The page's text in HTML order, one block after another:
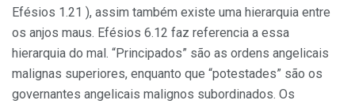
Efésios 1.21 ), assim também existe uma hierarquia entre
os anjos maus. Efésios 6.12 faz referencia a essa
hierarquia do mal. “Principados” são as ordens angelicais
malignas superiores, enquanto que “potestades” são os
governantes angelicais malignos subordinados. Os